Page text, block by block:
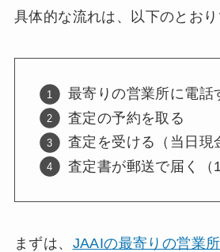
具体的な流れは、以下のとおり
最寄りの営業所に電話
査定の予約を取る
査定を受ける（当日現
査定書が郵送で届く（
まずは、 JAAIの最寄りの営業所